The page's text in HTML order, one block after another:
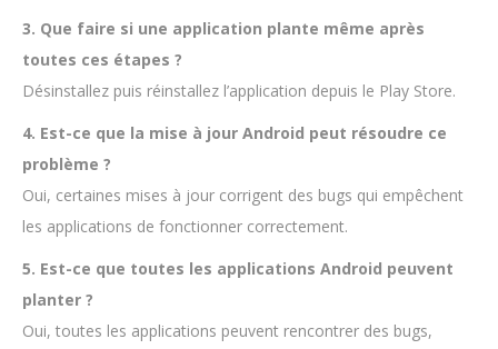
3. Que faire si une application plante même après
toutes ces étapes ?
Désinstallez puis réinstallez l’application depuis le Play Store.
4. Est-ce que la mise à jour Android peut résoudre ce
problème ?
Oui, certaines mises à jour corrigent des bugs qui empêchent
les applications de fonctionner correctement.
5. Est-ce que toutes les applications Android peuvent
planter ?
Oui, toutes les applications peuvent rencontrer des bugs,